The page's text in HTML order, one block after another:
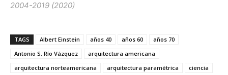
2004-2019 (2020)
TAGS Albert Einstein años 40 años 60
años 70
Antonio S. Río Vázquez
arquitectura americana
arquitectura norteamericana
arquitectura paramétrica ciencia